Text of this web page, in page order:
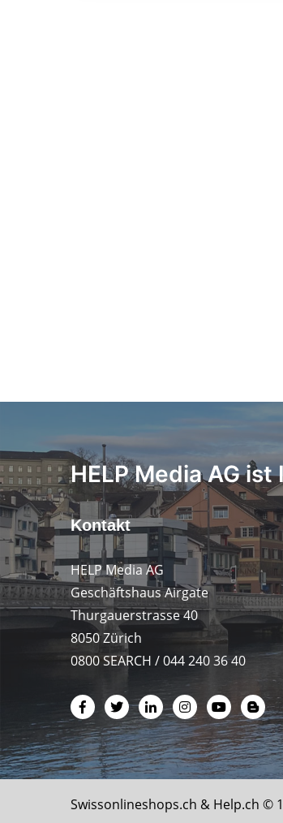
HELP Media AG
Kontakt
HELP Media AG
Geschäftshaus Airgate
Thurgauerstrasse 40
8050 Zürich
0800 SEARCH / 044 240 36 40
Swissonlineshops.ch & Help.ch ©